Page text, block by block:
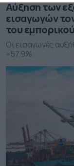
Αύξηση των
εισαγωγών
του
Οι εισαγωγές
+57,9%.